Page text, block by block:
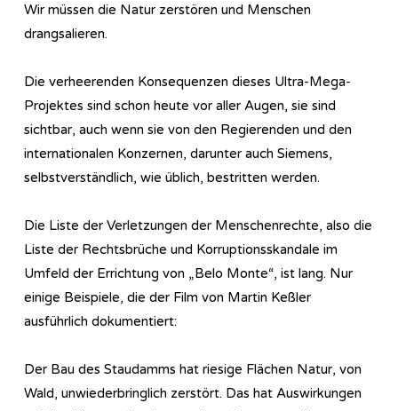
Wir müssen die Natur zerstören und Menschen
drangsalieren.
Die verheerenden Konsequenzen dieses Ultra-Mega-
Projektes sind schon heute vor aller Augen, sie sind
sichtbar, auch wenn sie von den Regierenden und den
internationalen Konzernen, darunter auch Siemens,
selbstverständlich, wie üblich, bestritten werden.
Die Liste der Verletzungen der Menschenrechte, also die
Liste der Rechtsbrüche und Korruptionsskandale im
Umfeld der Errichtung von „Belo Monte“, ist lang. Nur
einige Beispiele, die der Film von Martin Keßler
ausführlich dokumentiert:
Der Bau des Staudamms hat riesige Flächen Natur, von
Wald, unwiederbringlich zerstört. Das hat Auswirkungen